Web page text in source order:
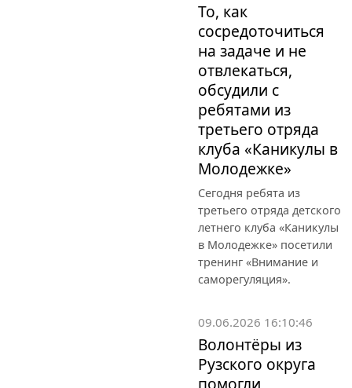
То, как
сосредоточиться
на задаче и не
отвлекаться,
обсудили с
ребятами из
третьего отряда
клуба «Каникулы в
Молодежке»
Сегодня ребята из
третьего отряда детского
летнего клуба «Каникулы
в Молодежке» посетили
тренинг «Внимание и
саморегуляция».
09.06.2026 16:10:46
Волонтёры из
Рузского округа
помогли